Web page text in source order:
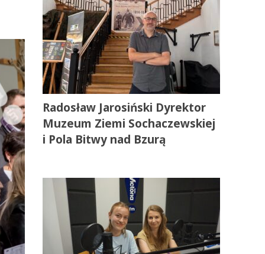
Radosław Jarosiński Dyrektor
Muzeum Ziemi Sochaczewskiej
i Pola Bitwy nad Bzurą